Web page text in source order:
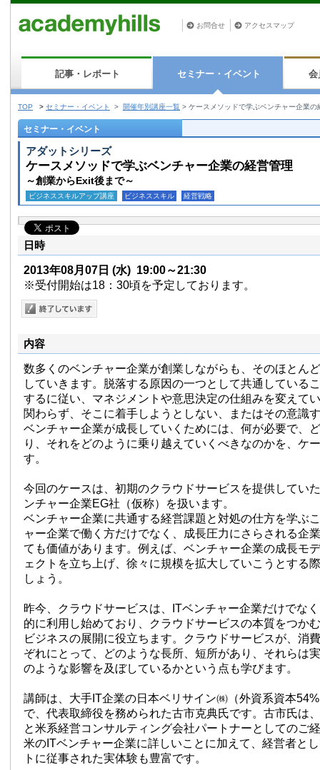
お問合せ アクセスマップ
記事・レポート セミナー・イベント 会
TOP > セミナー・イベント > 開催年別講座一覧 > ケースメソッドで学ぶベンチャー企業の
セミナー・イベント
アダットシリーズ
ケースメソッドで学ぶベンチャー企業の経営管理
～創業からExit後まで～
ビジネススキルアップ講座 ビジネススキル 経営戦略
日時
2013年08月07日 (水) 19:00～21:30
※受付開始は18：30頃を予定しております。
内容
数多くのベンチャー企業が創業しながらも、そのほとん
していきます。脱落する原因の一つとして共通している
するに従い、マネジメントや意思決定の仕組みを変えて
関わらず、そこに着手しようとしない、またはその意識
ベンチャー企業が成長していくためには、何が必要で、
り、それをどのように乗り越えていくべきなのかを、ケ
す。
今回のケースは、初期のクラウドサービスを提供してい
ンチャー企業EG社（仮称）を扱います。
ベンチャー企業に共通する経営課題と対処の仕方を学ぶ
ャー企業で働く方だけでなく、成長圧力にさらされる企
ても価値があります。例えば、ベンチャー企業の成長モ
ェクトを立ち上げ、徐々に規模を拡大していこうとする
しょう。
昨今、クラウドサービスは、ITベンチャー企業だけでな
的に利用し始めており、クラウドサービスの本質をつか
ビジネスの展開に役立ちます。クラウドサービスが、消
ぞれにとって、どのような長所、短所があり、それらは
のような影響を及ぼしているかという点も学びます。
講師は、大手IT企業の日本ベリサイン㈱（外資系資本
で、代表取締役を務められた古市克典氏です。古市氏は
と米系経営コンサルティング会社パートナーとしてのご
米のITベンチャー企業に詳しいことに加えて、経営者と
トに従事された実体験も豊富です。